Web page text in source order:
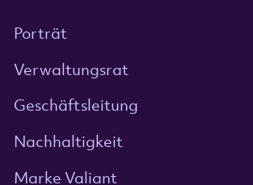
Porträt
Verwaltungsrat
Geschäftsleitung
Nachhaltigkeit
Marke Valiant